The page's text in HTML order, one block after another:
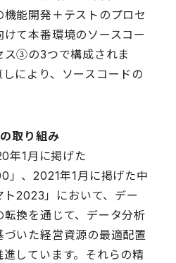
能開発＋テストのプロセ
て本番環境のソースコー
ス③の3つで構成されま
により、ソースコードの
取り組み
年1月に掲げた
」、2021年1月に掲げた中
2023」において、デー
換を通じて、データ分析
いた経営資源の最適配置
しています。それらの精